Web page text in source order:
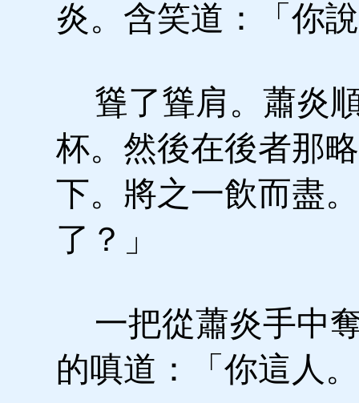
炎。含笑道：「你
聳了聳肩。蕭炎
杯。然後在後者那
下。將之一飲而盡
了？」
一把從蕭炎手中
的嗔道：「你這人